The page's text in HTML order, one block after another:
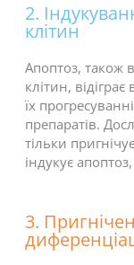
2.
клітин
Апоптоз, також
клітин,
їх
препаратів.
тільки
індукує
3.